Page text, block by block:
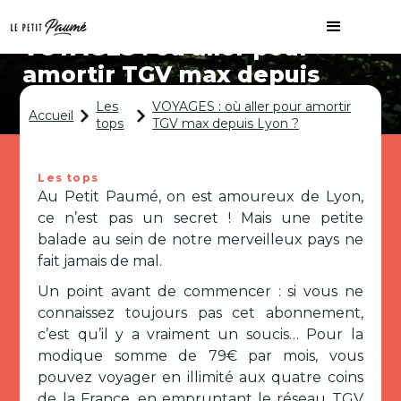
VOYAGES : où aller pour
amortir TGV max depuis
Lyon ?
Accueil
Les
tops
VOYAGES : où aller pour amortir
TGV max depuis Lyon ?
Les tops
Au Petit Paumé, on est amoureux de Lyon,
ce n’est pas un secret ! Mais une petite
balade au sein de notre merveilleux pays ne
fait jamais de mal.
Un point avant de commencer : si vous ne
connaissez toujours pas cet abonnement,
c’est qu’il y a vraiment un soucis… Pour la
modique somme de 79€ par mois, vous
pouvez voyager en illimité aux quatre coins